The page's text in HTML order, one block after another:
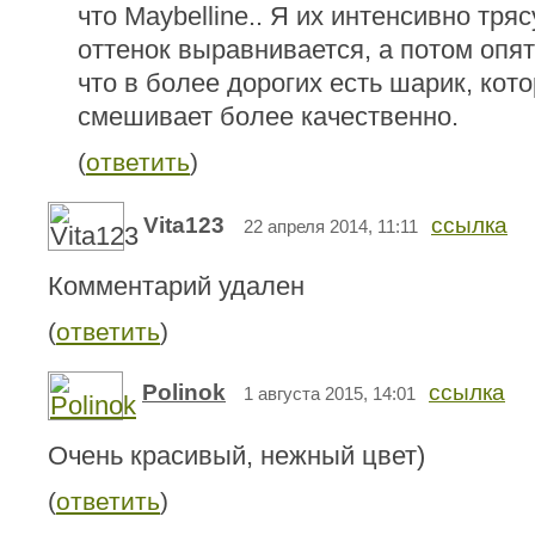
что Maybelline.. Я их интенсивно
оттенок выравнивается, а потом
что в более дорогих есть шарик,
смешивает более качественно.
(ответить)
Vita123 22 апреля 2014, 11:11 ссылка
Комментарий удален
(ответить)
Polinok 1 августа 2015, 14:01 ссылка
Очень красивый, нежный цвет)
(ответить)